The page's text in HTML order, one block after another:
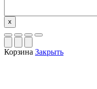
x
Корзина Закрыть